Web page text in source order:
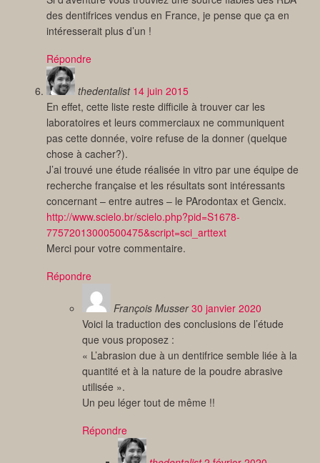
des dentifrices vendus en France, je pense que ça en
intéresserait plus d’un !
Répondre
thedentalist 14 juin 2015
En effet, cette liste reste difficile à trouver car les
laboratoires et leurs commerciaux ne communiquent
pas cette donnée, voire refuse de la donner (quelque
chose à cacher?).
J’ai trouvé une étude réalisée in vitro par une équipe de
recherche française et les résultats sont intéressants
concernant – entre autres – le PArodontax et Gencix.
http://www.scielo.br/scielo.php?pid=S1678-
77572013000500475&script=sci_arttext
Merci pour votre commentaire.
Répondre
François Musser 30 janvier 2020
Voici la traduction des conclusions de l’étude
que vous proposez :
« L’abrasion due à un dentifrice semble liée à la
quantité et à la nature de la poudre abrasive
utilisée ».
Un peu léger tout de même !!
Répondre